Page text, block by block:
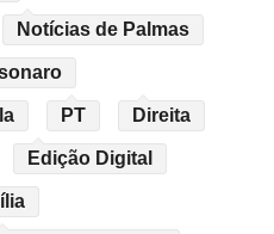
Notícias de Palmas
PT Direita
Edição Digital